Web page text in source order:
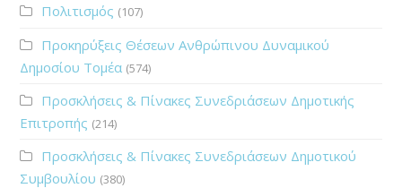
Πολιτισμός (107)
Προκηρύξεις Θέσεων Ανθρώπινου Δυναμικού
Δημοσίου Τομέα (574)
Προσκλήσεις & Πίνακες Συνεδριάσεων Δημοτικής
Επιτροπής (214)
Προσκλήσεις & Πίνακες Συνεδριάσεων Δημοτικού
Συμβουλίου (380)